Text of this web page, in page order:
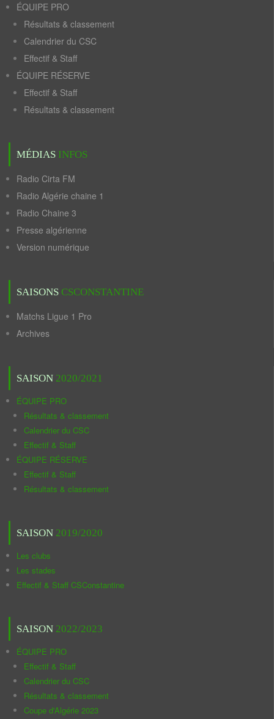
ÉQUIPE PRO
Résultats & classement
Calendrier du CSC
Effectif & Staff
ÉQUIPE RÉSERVE
Effectif & Staff
Résultats & classement
MÉDIAS INFOS
Radio Cirta FM
Radio Algérie chaine 1
Radio Chaine 3
Presse algérienne
Version numérique
SAISONS CSCONSTANTINE
Matchs Ligue 1 Pro
Archives
SAISON 2020/2021
ÉQUIPE PRO
Résultats & classement
Calendrier du CSC
Effectif & Staff
ÉQUIPE RÉSERVE
Effectif & Staff
Résultats & classement
SAISON 2019/2020
Les clubs
Les stades
Effectif & Staff CSConstantine
SAISON 2022/2023
ÉQUIPE PRO
Effectif & Staff
Calendrier du CSC
Résultats & classement
Coupe d'Algérie 2023